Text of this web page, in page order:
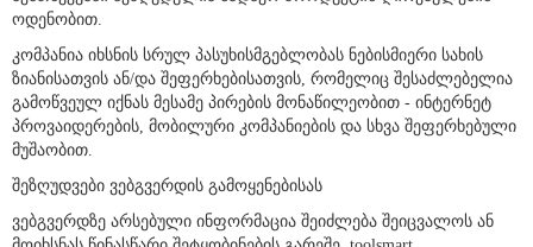
შემთხვევაში შეზღუდულია სადავო პროდუქტის ღირებულების
ოდენობით.
კომპანია იხსნის სრულ პასუხისმგებლობას ნებისმიერი სახის
ზიანისათვის ან/და შეფერხებისათვის, რომელიც შესაძლებელია
გამოწვეულ იქნას მესამე პირების მონაწილეობით - ინტერნეტ
პროვაიდერების, მობილური კომპანიების და სხვა შეფერხებული
მუშაობით.
შეზღუდვები ვებგვერდის გამოყენებისას
ვებგვერდზე არსებული ინფორმაცია შეიძლება შეიცვალოს ან